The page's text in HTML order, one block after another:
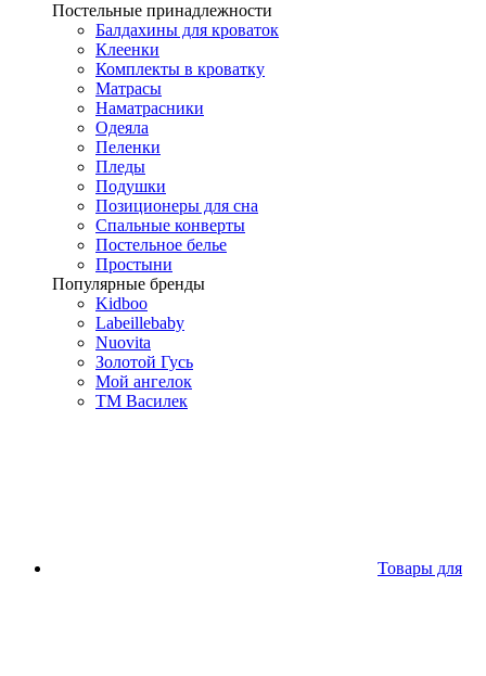
Постельные принадлежности
Балдахины для кроваток
Клеенки
Комплекты в кроватку
Матрасы
Наматрасники
Одеяла
Пеленки
Пледы
Подушки
Позиционеры для сна
Спальные конверты
Постельное белье
Простыни
Популярные бренды
Kidboo
Labeillebaby
Nuovita
Золотой Гусь
Мой ангелок
ТМ Василек
Товары для